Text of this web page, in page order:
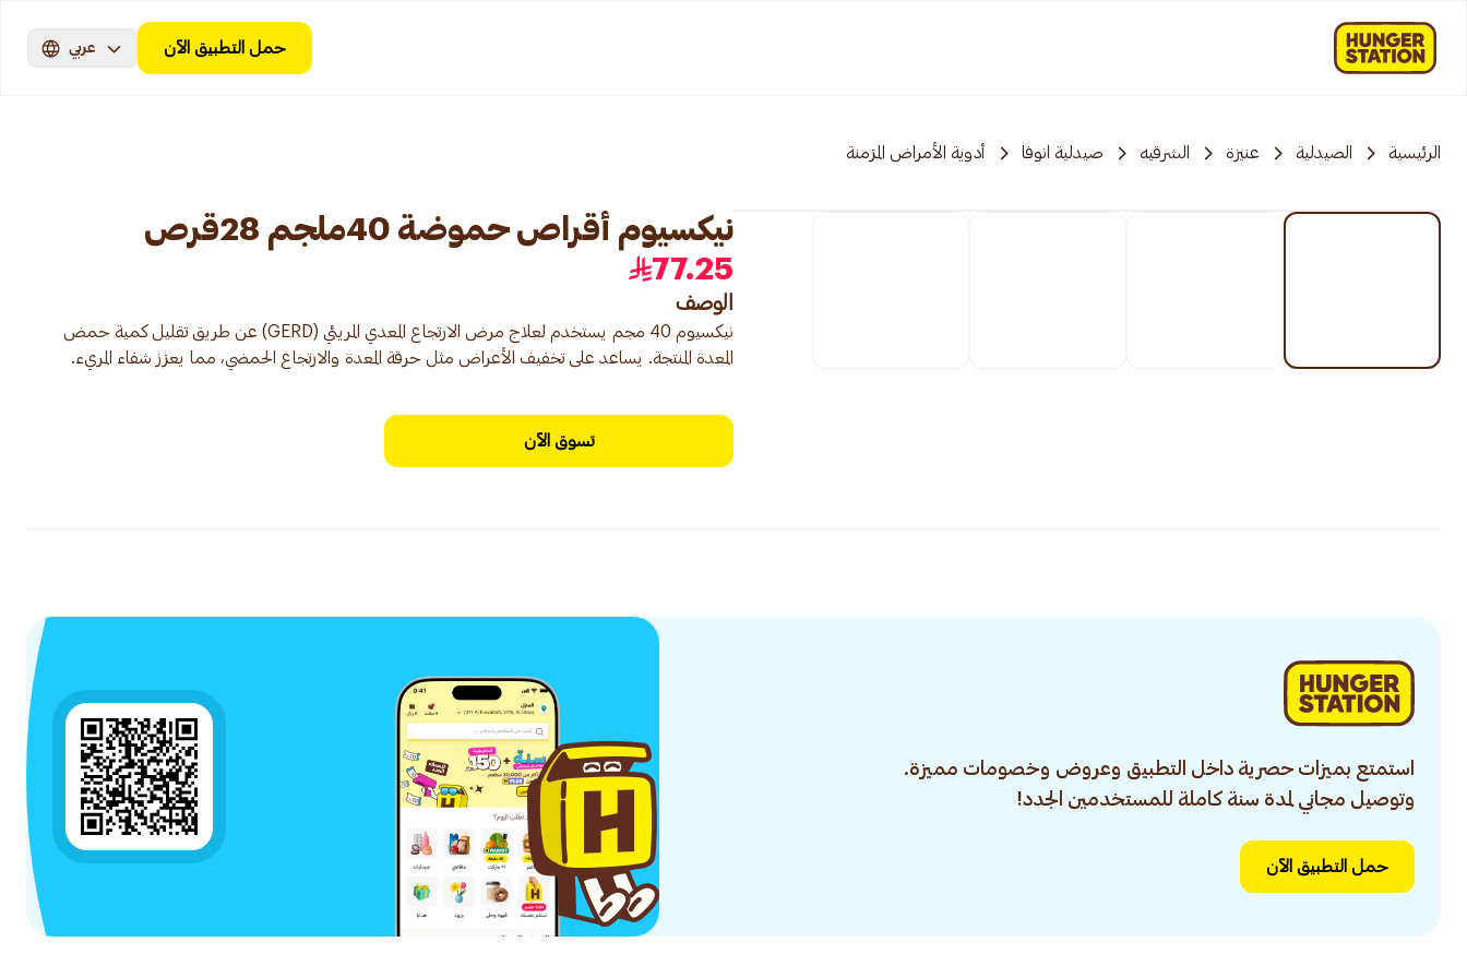
حمل التطبيق الآن عربي
الرئيسية الصيدلية عنيزة الشرقیه صيدلية انوفا أدوية الأمراض المزمنة
نيكسيوم أقراص حموضة 40ملجم 28قرص
77.25
الوصف
نيكسيوم 40 مجم يستخدم لعلاج مرض الارتجاع المعدي المريئي (GERD) عن طريق تقليل كمية حمض
المعدة المنتجة. يساعد على تخفيف الأعراض مثل حرقة المعدة والارتجاع الحمضي، مما يعزز شفاء المريء.
تسوق الآن
استمتع بميزات حصرية داخل التطبيق وعروض وخصومات مميزة.
وتوصيل مجاني لمدة سنة كاملة للمستخدمين الجدد!
حمل التطبيق الآن